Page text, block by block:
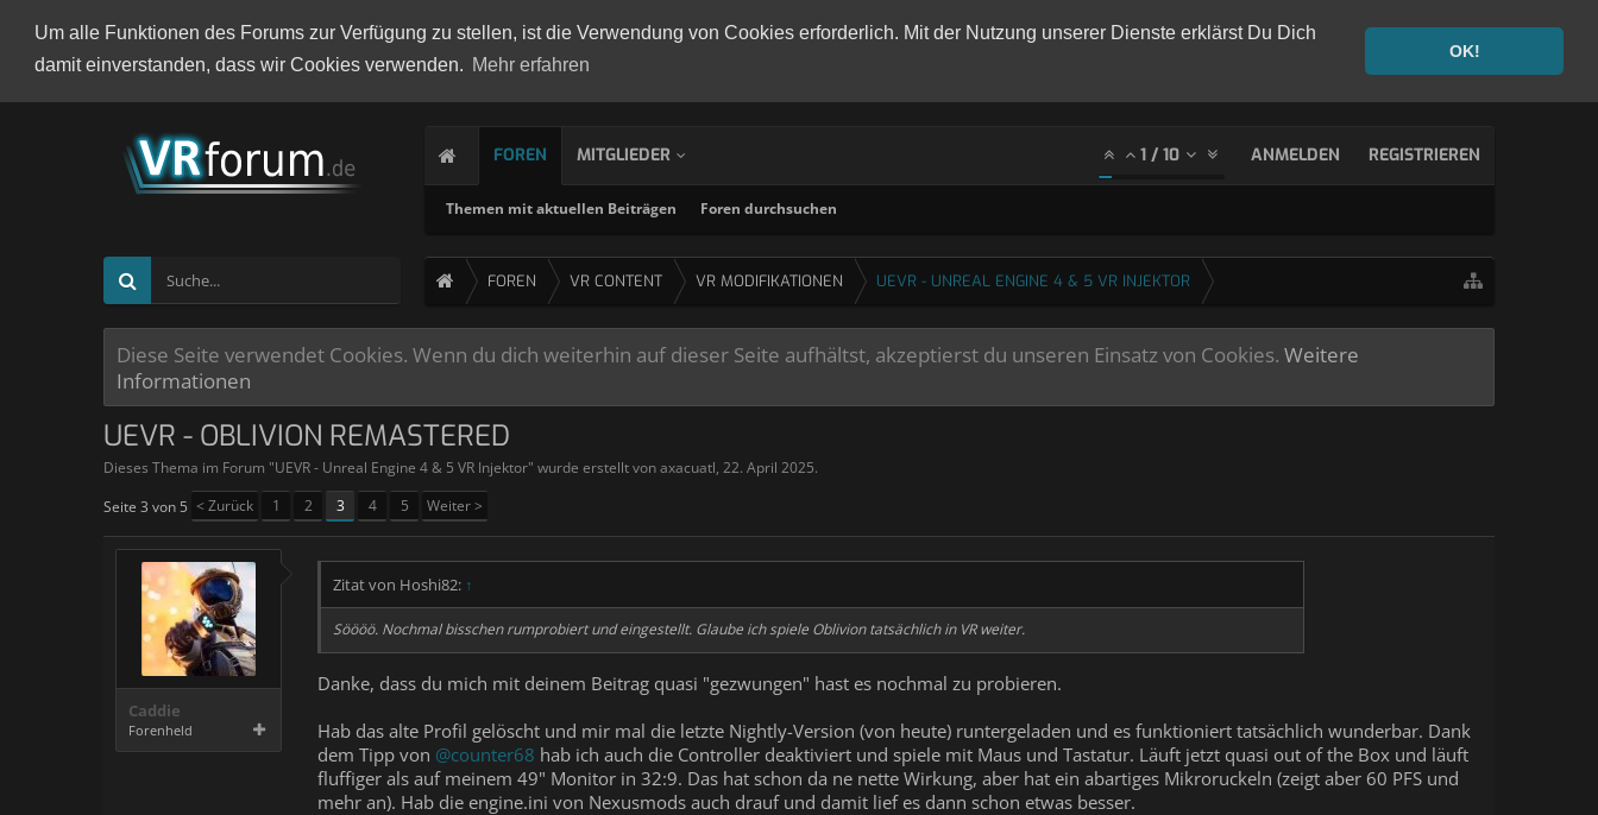
Um alle Funktionen des Forums zur Verfügung zu stellen, ist die Verwendung von Cookies erforderlich. Mit der Nutzung unserer Dienste erklärst Du Dich
damit einverstanden, dass wir Cookies verwenden. Mehr erfahren
OK!
FOREN
Themen mit aktuellen Beiträgen Foren durchsuchen
MITGLIEDER 1 / 10 ANMELDEN REGISTRIEREN
FOREN VR CONTENT VR MODIFIKATIONEN UEVR - UNREAL ENGINE 4 & 5 VR INJEKTOR
Diese Seite verwendet Cookies. Wenn du dich weiterhin auf dieser Seite aufhältst, akzeptierst du unseren Einsatz von Cookies. Weitere
Informationen
UEVR - OBLIVION REMASTERED
Dieses Thema im Forum "UEVR - Unreal Engine 4 & 5 VR Injektor" wurde erstellt vonaxacuatl, 22. April 2025.
Seite 3 von 5 < Zurück 1 2 3 4 5 Weiter >
Caddie
Forenheld
Zitat von Hoshi82: ↑
Söööö. Nochmal bisschen rumprobiert und eingestellt. Glaube ich spiele Oblivion tatsächlich in VR weiter.
Danke, dass du mich mit deinem Beitrag quasi "gezwungen" hast es nochmal zu probieren.
Hab das alte Profil gelöscht und mir mal die letzte Nightly-Version (von heute) runtergeladen und es funktioniert tatsächlich wunderbar. Dank
dem Tipp von @counter68 hab ich auch die Controller deaktiviert und spiele mit Maus und Tastatur. Läuft jetzt quasi out of the Box und läuft
fluffiger als auf meinem 49" Monitor in 32:9. Das hat schon da ne nette Wirkung, aber hat ein abartiges Mikroruckeln (zeigt aber 60 PFS und
mehr an). Hab die engine.ini von Nexusmods auch drauf und damit lief es dann schon etwas besser.